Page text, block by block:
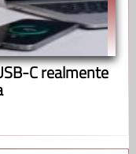
C realmente